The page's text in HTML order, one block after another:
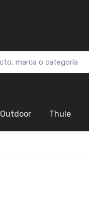
Outdoor Thule